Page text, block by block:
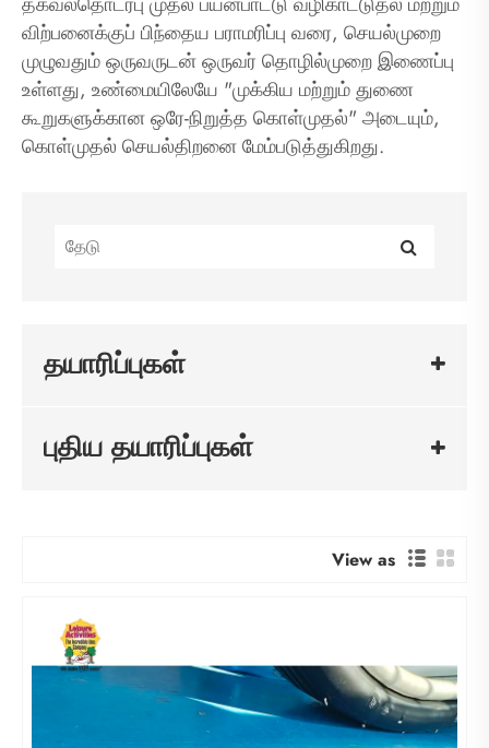
விற்பனைக்குப் பிந்தைய பராமரிப்பு வரை, செயல்முறை
முழுவதும் ஒருவருடன் ஒருவர் தொழில்முறை இணைப்பு
உள்ளது, உண்மையிலேயே "முக்கிய மற்றும் துணை
கூறுகளுக்கான ஒரே-நிறுத்த கொள்முதல்" அடையும்,
கொள்முதல் செயல்திறனை மேம்படுத்துகிறது.
தயாரிப்புகள்
புதிய தயாரிப்புகள்
View as